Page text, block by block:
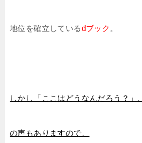
地位を確立しているdブック 。
しかし「ここはどうなんだろう？」、
の声もありますので、